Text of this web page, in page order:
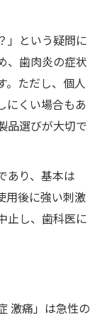
」という疑問に
、歯肉炎の症状
。ただし、個人
にくい場合もあ
品選びが大切で
あり、基本は
用後に強い刺激
止し、歯科医に
激痛」は急性の